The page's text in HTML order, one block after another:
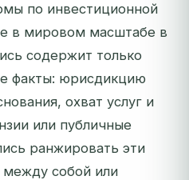
по инвестиционной
в мировом масштабе в
содержит только
факты: юрисдикцию
охват услуг и
или публичные
ранжировать эти
собой или